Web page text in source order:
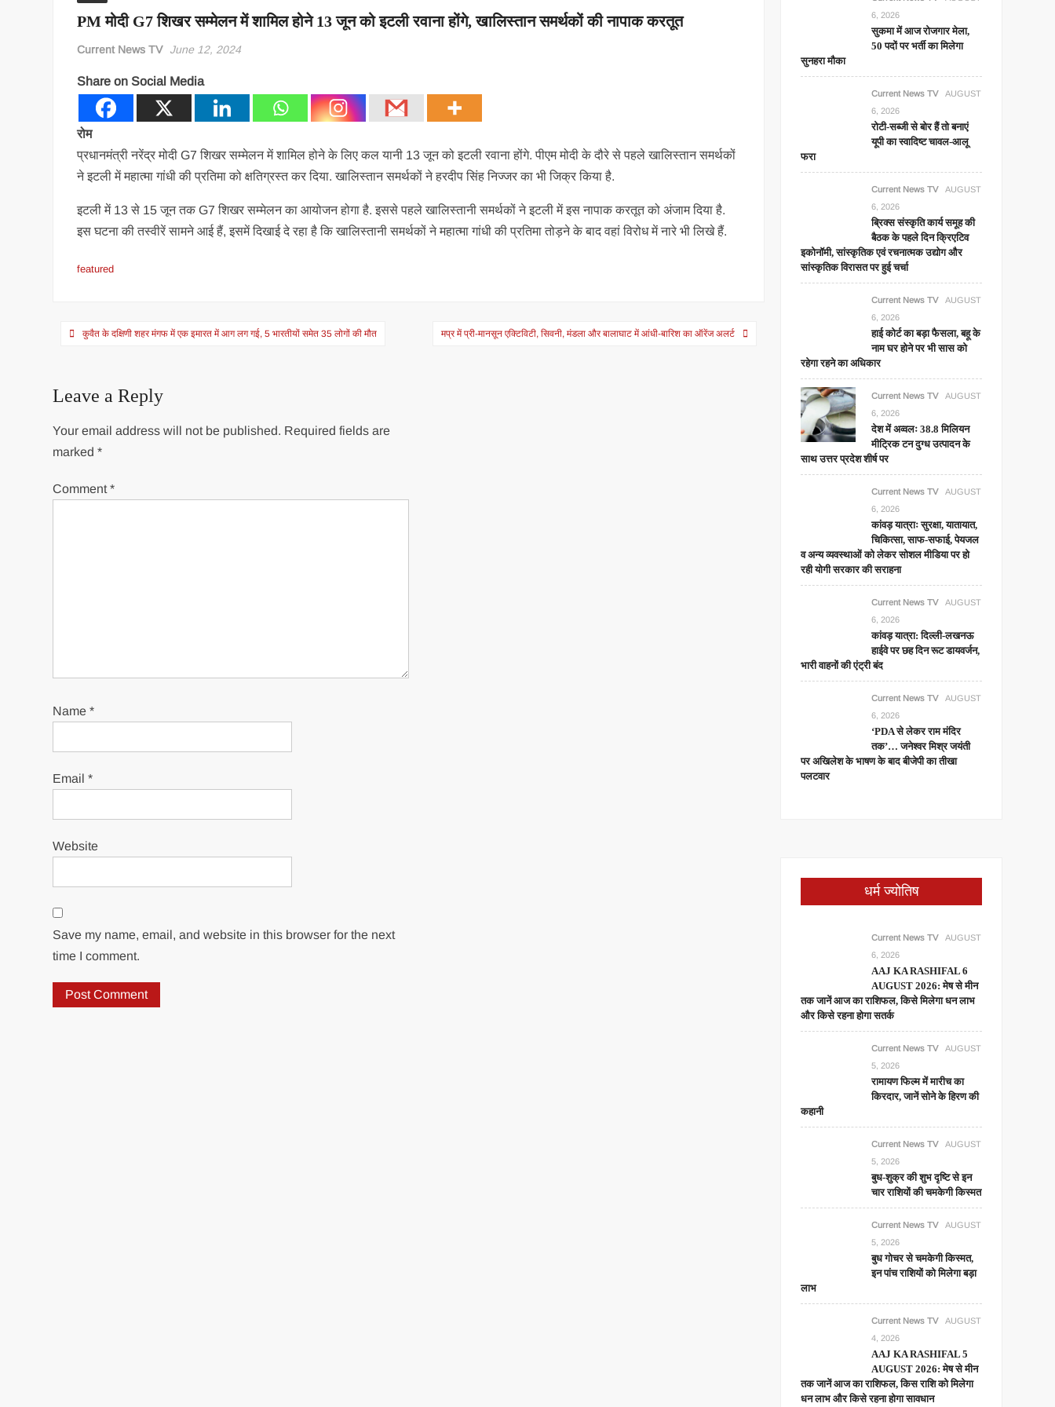
PM मोदी G7 शिखर सम्मेलन में शामिल होने 13 जून को इटली रवाना होंगे, खालिस्तान समर्थकों की नापाक करतूत
Current News TV June 12, 2024
Share on Social Media
रोम
प्रधानमंत्री नरेंद्र मोदी G7 शिखर सम्मेलन में शामिल होने के लिए कल यानी 13 जून को इटली रवाना होंगे. पीएम मोदी के दौरे से पहले खालिस्तान समर्थकों
ने इटली में महात्मा गांधी की प्रतिमा को क्षतिग्रस्त कर दिया. खालिस्तान समर्थकों ने हरदीप सिंह निज्जर का भी जिक्र किया है.
इटली में 13 से 15 जून तक G7 शिखर सम्मेलन का आयोजन होगा है. इससे पहले खालिस्तानी समर्थकों ने इटली में इस नापाक करतूत को अंजाम दिया है.
इस घटना की तस्वीरें सामने आई हैं, इसमें दिखाई दे रहा है कि खालिस्तानी समर्थकों ने महात्मा गांधी की प्रतिमा तोड़ने के बाद वहां विरोध में नारे भी लिखे हैं.
featured
Postकुवैत के दक्षिणी शहर मंगफ में एक इमारत में आग लग गई, 5 भारतीयों समेत 35 लोगों की मौत मप्र में प्री-मानसून एक्टिविटी, सिवनी, मंडला और बालाघाट में आंधी-बारिश का ऑरेंज अलर्ट
Leave a Reply
Your email address will not be published. Required fields are
marked*
Comment*
Name*
Email*
Website
Save my name, email, and website in this browser for the next
time I comment.
6, 2026
सुकमा में आज रोजगार मेला,
50 पदों पर भर्ती का मिलेगा
सुनहरा मौका
Current News TV
AUGUST
6, 2026
रोटी-सब्जी से बोर हैं तो बनाएं
यूपी का स्वादिष्ट चावल-आलू
फरा
Current News TV
AUGUST
6, 2026
ब्रिक्स संस्कृति कार्य समूह की
बैठक के पहले दिन क्रिएटिव
इकोनॉमी, सांस्कृतिक एवं रचनात्मक उद्योग और
सांस्कृतिक विरासत पर हुई चर्चा
Current News TV
AUGUST
6, 2026
हाई कोर्ट का बड़ा फैसला, बहू के
नाम घर होने पर भी सास को
रहेगा रहने का अधिकार
Current News TV
AUGUST
6, 2026
देश में अव्वलः 38.8 मिलियन
मीट्रिक टन दुग्ध उत्पादन के
साथ उत्तर प्रदेश शीर्ष पर
Current News TV
AUGUST
6, 2026
कांवड़ यात्राः सुरक्षा, यातायात,
चिकित्सा, साफ-सफाई, पेयजल
व अन्य व्यवस्थाओं को लेकर सोशल मीडिया पर हो
रही योगी सरकार की सराहना
Current News TV
AUGUST
6, 2026
कांवड़ यात्रा: दिल्ली-लखनऊ
हाईवे पर छह दिन रूट डायवर्जन,
भारी वाहनों की एंट्री बंद
Current News TV
AUGUST
6, 2026
‘PDA से लेकर राम मंदिर
तक’… जनेश्वर मिश्र जयंती
पर अखिलेश के भाषण के बाद बीजेपी का तीखा
पलटवार
धर्म ज्योतिष
Current News TV
AUGUST
6, 2026
AAJ KA RASHIFAL 6
AUGUST 2026: मेष से मीन
तक जानें आज का राशिफल, किसे मिलेगा धन लाभ
और किसे रहना होगा सतर्क
Current News TV
AUGUST
5, 2026
रामायण फिल्म में मारीच का
किरदार, जानें सोने के हिरण की
कहानी
Current News TV
AUGUST
5, 2026
बुध-शुक्र की शुभ दृष्टि से इन
चार राशियों की चमकेगी किस्मत
Current News TV
AUGUST
5, 2026
बुध गोचर से चमकेगी किस्मत,
इन पांच राशियों को मिलेगा बड़ा
लाभ
Current News TV
AUGUST
4, 2026
AAJ KA RASHIFAL 5
AUGUST 2026: मेष से मीन
तक जानें आज का राशिफल, किस राशि को मिलेगा
धन लाभ और किसे रहना होगा सावधान